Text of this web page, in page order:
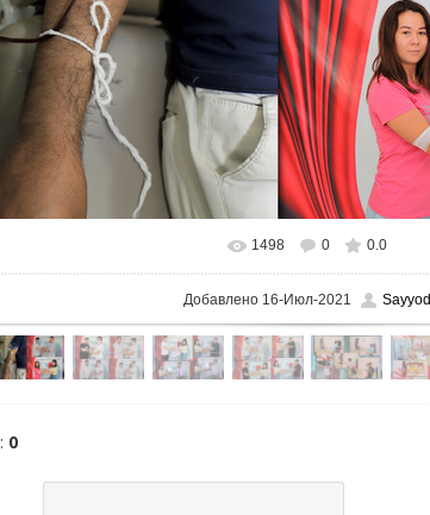
В реальном размере 1600x1000
1498 0 0.0
Добавлено 16-Июл-2021 Sayyod
: 0